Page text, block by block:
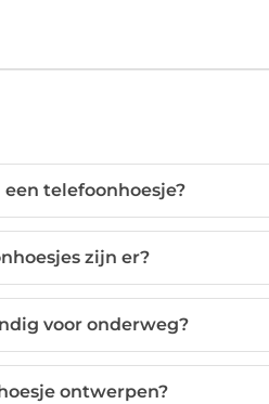
telefoonhoesje?
zijn er?
voor onderweg?
ontwerpen?